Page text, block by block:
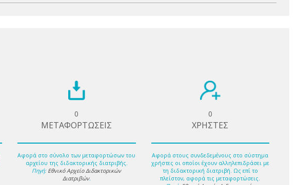
0
ΜΕΤΑΦΟΡΤΩΣΕΙΣ
Αφορά στο σύνολο των μεταφορτώσων του
αρχείου της διδακτορικής διατριβής.
Πηγή: Εθνικό Αρχείο Διδακτορικών
Διατριβών.
0
ΧΡΗΣΤΕΣ
Αφορά στους συνδεδεμένους στο σύστημα
χρήστες οι οποίοι έχουν αλληλεπιδράσει με
τη διδακτορική διατριβή. Ως επί το
πλείστον, αφορά τις μεταφορτώσεις.